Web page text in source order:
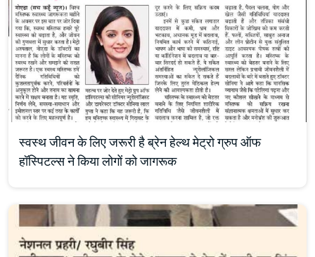
स्वस्थ जीवन के लिए जरूरी है ब्रेन हेल्थ मेट्रो ग्रुप ऑफ
हॉस्पिटल्स ने किया लोगों को जागरूक